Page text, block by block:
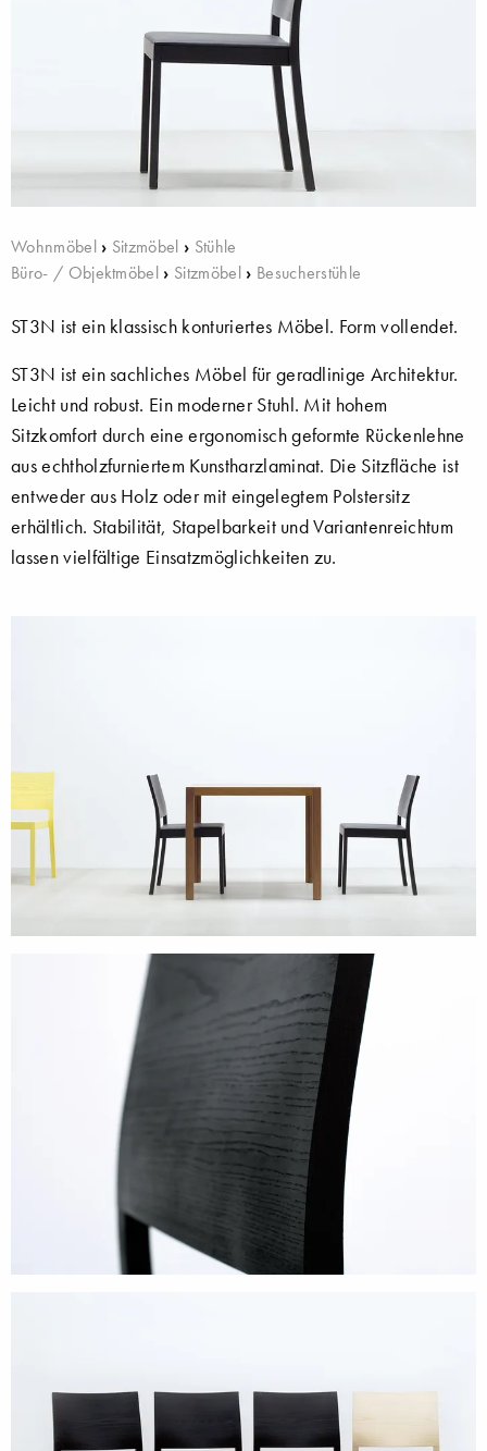
Wohnmöbel› Sitzmöbel › Stühle
Büro- / Objektmöbel › Sitzmöbel› Besucherstühle
ST3N ist ein klassisch konturiertes Möbel. Form vollendet.
ST3N ist ein sachliches Möbel für geradlinige Architektur.
Leicht und robust. Ein moderner Stuhl. Mit hohem
Sitzkomfort durch eine ergonomisch geformte Rückenlehne
aus echtholzfurniertem Kunstharzlaminat. Die Sitzfläche ist
entweder aus Holz oder mit eingelegtem Polstersitz
erhältlich. Stabilität, Stapelbarkeit und Variantenreichtum
lassen vielfältige Einsatzmöglichkeiten zu.